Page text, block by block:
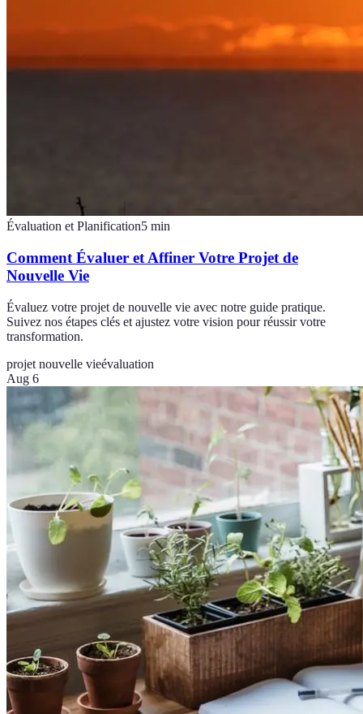
Évaluation et Planification5 min
Comment Évaluer et Affiner Votre Projet de
Nouvelle Vie
Évaluez votre projet de nouvelle vie avec notre guide pratique.
Suivez nos étapes clés et ajustez votre vision pour réussir votre
transformation.
projet nouvelle vieévaluation
Aug 6